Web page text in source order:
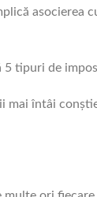
asocierea
5 tipuri de
mai întâi